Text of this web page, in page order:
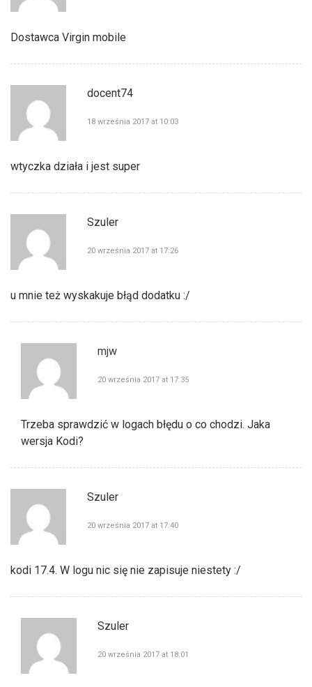
Dostawca Virgin mobile
docent74
18 września 2017 at 10:03
wtyczka działa i jest super
Szuler
20 września 2017 at 17:26
u mnie też wyskakuje błąd dodatku :/
mjw
20 września 2017 at 17:35
Trzeba sprawdzić w logach błędu o co chodzi. Jaka
wersja Kodi?
Szuler
20 września 2017 at 17:40
kodi 17.4. W logu nic się nie zapisuje niestety :/
Szuler
20 września 2017 at 18:01